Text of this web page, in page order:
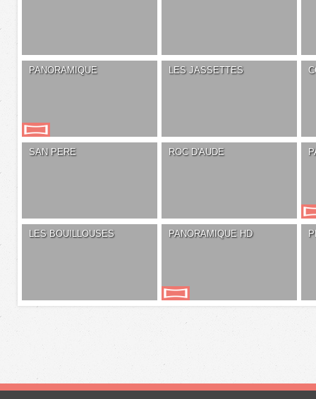
PANORAMIQUE LES JASSETTES
SAN PERE ROC D'AUDE
LES BOUILLOUSES PANORAMIQUE HD